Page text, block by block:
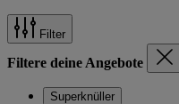
Filter
Filtere deine Angebote
Superknüller